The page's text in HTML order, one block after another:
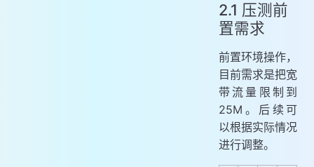
2.1 压测前
置需求
前置环境操作，
目前需求是把宽
带流量限制到
25M。后续可
以根据实际情况
进行调整。